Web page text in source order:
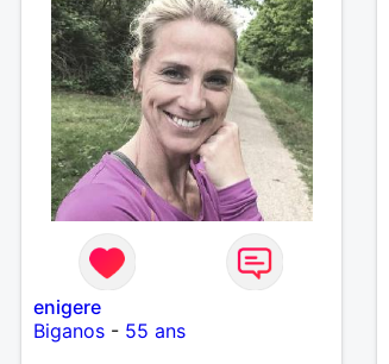
enigere
Biganos- 55 ans